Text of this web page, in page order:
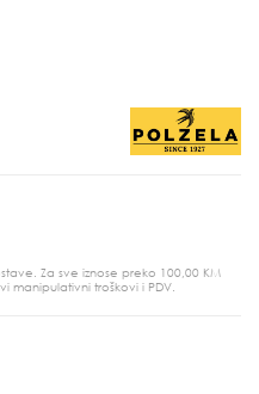
Za sve iznose preko 100,00 KM
manipulativni troškovi i PDV.